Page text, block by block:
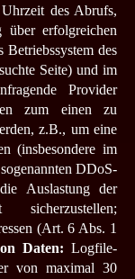
des Abrufs,
über erfolgreichen
des
Seite) und im
Provider
zum einen zu
z.B., um eine
(insbesondere im
DDoS-
Auslastung der
(Art. 6 Abs. 1
Daten: Logfile-
von maximal 30